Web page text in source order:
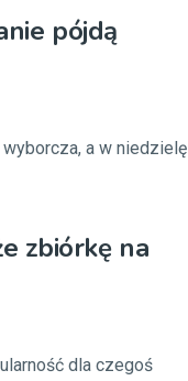
pójdą
a w niedzielę
zbiórkę na
dla czegoś